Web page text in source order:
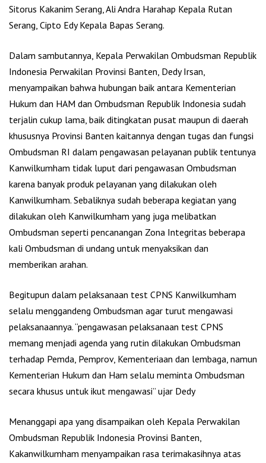
Sitorus Kakanim Serang, Ali Andra Harahap Kepala Rutan
Serang, Cipto Edy Kepala Bapas Serang.
Dalam sambutannya, Kepala Perwakilan Ombudsman Republik
Indonesia Perwakilan Provinsi Banten, Dedy Irsan,
menyampaikan bahwa hubungan baik antara Kementerian
Hukum dan HAM dan Ombudsman Republik Indonesia sudah
terjalin cukup lama, baik ditingkatan pusat maupun di daerah
khususnya Provinsi Banten kaitannya dengan tugas dan fungsi
Ombudsman RI dalam pengawasan pelayanan publik tentunya
Kanwilkumham tidak luput dari pengawasan Ombudsman
karena banyak produk pelayanan yang dilakukan oleh
Kanwilkumham. Sebaliknya sudah beberapa kegiatan yang
dilakukan oleh Kanwilkumham yang juga melibatkan
Ombudsman seperti pencanangan Zona Integritas beberapa
kali Ombudsman di undang untuk menyaksikan dan
memberikan arahan.
Begitupun dalam pelaksanaan test CPNS Kanwilkumham
selalu menggandeng Ombudsman agar turut mengawasi
pelaksanaannya. “pengawasan pelaksanaan test CPNS
memang menjadi agenda yang rutin dilakukan Ombudsman
terhadap Pemda, Pemprov, Kementeriaan dan lembaga, namun
Kementerian Hukum dan Ham selalu meminta Ombudsman
secara khusus untuk ikut mengawasi” ujar Dedy
Menanggapi apa yang disampaikan oleh Kepala Perwakilan
Ombudsman Republik Indonesia Provinsi Banten,
Kakanwilkumham menyampaikan rasa terimakasihnya atas